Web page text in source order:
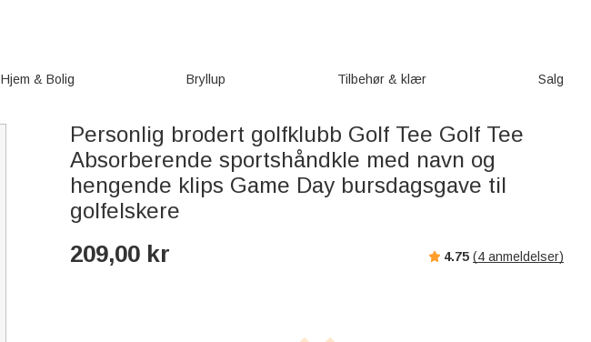
Hjem & Bolig Bryllup Tilbehør & klær Salg
Personlig brodert golfklubb Golf Tee Golf Tee
Absorberende sportshåndkle med navn og
hengende klips Game Day bursdagsgave til
golfelskere
209,00 kr 4.75 (4 anmeldelser)